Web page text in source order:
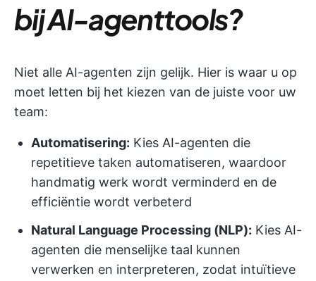
bij AI-agenttools?
Niet alle AI-agenten zijn gelijk. Hier is waar u op
moet letten bij het kiezen van de juiste voor uw
team:
Automatisering: Kies AI-agenten die
repetitieve taken automatiseren, waardoor
handmatig werk wordt verminderd en de
efficiëntie wordt verbeterd
Natural Language Processing (NLP): Kies AI-
agenten die menselijke taal kunnen
verwerken en interpreteren, zodat intuïtieve